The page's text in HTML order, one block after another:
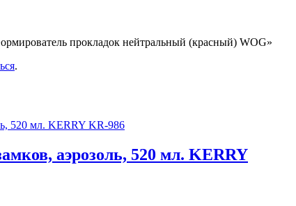
прокладок нейтральный (красный) WOG»
.
аэрозоль, 520 мл. KERRY